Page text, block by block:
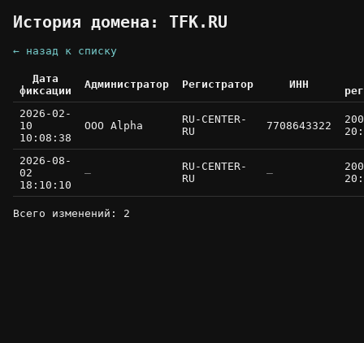
История домена: TFK.RU
← назад к списку
Дата
фиксации
Администратор Регистратор ИНН
2026-02-
10
10:08:38
OOO Alpha
RU-CENTER-
RU
7708643322
2026-08-
02
18:10:10
—
RU-CENTER-
RU
—
Всего изменений: 2